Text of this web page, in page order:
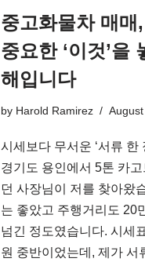
중고화물차 매매
중요한 ‘이것’을
해입니다
by Harold Ramirez
시세보다 무서운 ‘서류 한
경기도 용인에서 5톤 카
던 사장님이 저를 찾아왔
는 좋았고 주행거리도 20
넘긴 정도였습니다. 시세
원 중반이었는데, 제가 서